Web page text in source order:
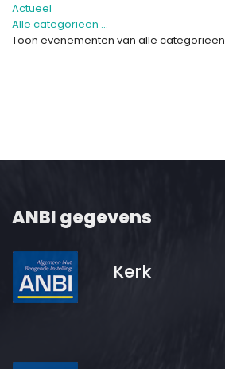
Actueel
Alle categorieën ...
Toon evenementen van alle categorieën
ANBI gegevens
Kerk